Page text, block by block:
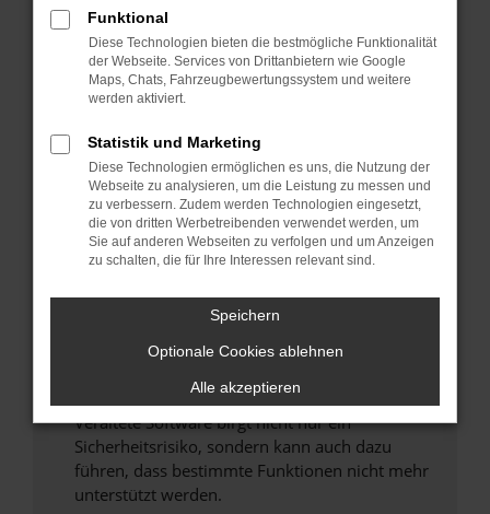
Überprüfe deine Firewall und deine
Internetverbindung.
Laden andere Webseiten, zum Beispiel deine
Suchmaschine?
Manche Erweiterungen, wie Werbeblocker,
können das Laden bestimmter Seiten
verhindern. Funktioniert die Seite in einem
anderen Browser oder in einem privaten
Fenster?
Starte dein Gerät neu.
Das kann manchmal helfen, vorübergehende
Probleme zu beheben.
Stelle sicher, dass dein Browser und dein
Veraltete Software birgt nicht nur ein
Sicherheitsrisiko, sondern kann auch dazu
führen, dass bestimmte Funktionen nicht mehr
unterstützt werden.
Funktional
Diese Technologien bieten die bestmögliche Funktionalität
der Webseite. Services von Drittanbietern wie Google
Maps, Chats, Fahrzeugbewertungssystem und weitere
werden aktiviert.
Statistik und Marketing
Diese Technologien ermöglichen es uns, die Nutzung der
Webseite zu analysieren, um die Leistung zu messen und
zu verbessern. Zudem werden Technologien eingesetzt,
die von dritten Werbetreibenden verwendet werden, um
Sie auf anderen Webseiten zu verfolgen und um Anzeigen
zu schalten, die für Ihre Interessen relevant sind.
Speichern
Optionale Cookies ablehnen
Alle akzeptieren